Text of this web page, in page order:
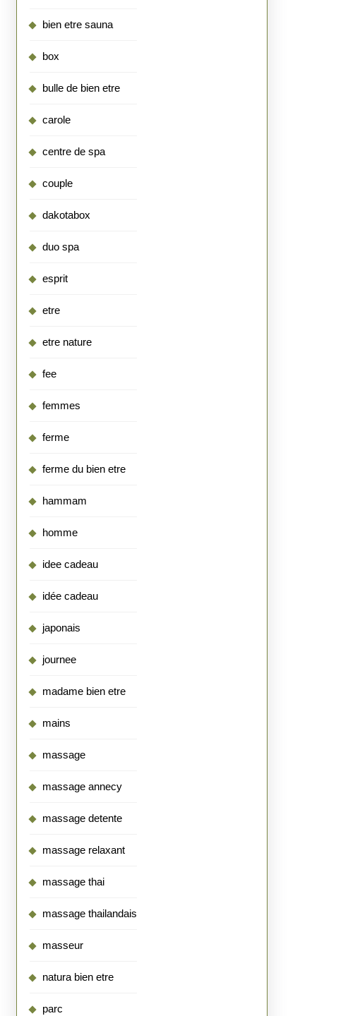
bien etre sauna
box
bulle de bien etre
carole
centre de spa
couple
dakotabox
duo spa
esprit
etre
etre nature
fee
femmes
ferme
ferme du bien etre
hammam
homme
idee cadeau
idée cadeau
japonais
journee
madame bien etre
mains
massage
massage annecy
massage detente
massage relaxant
massage thai
massage thailandais
masseur
natura bien etre
parc